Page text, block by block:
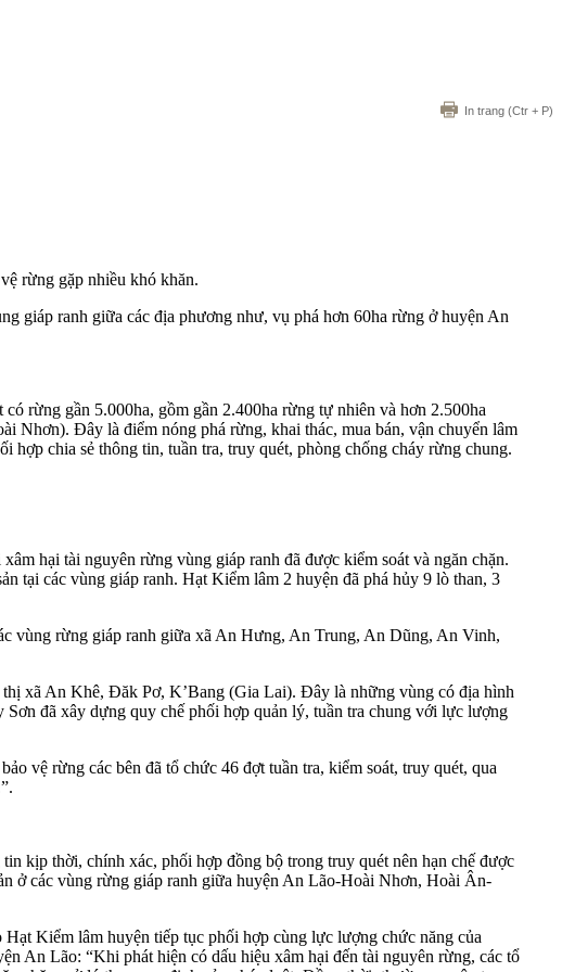
In trang (Ctr + P)
rừng gặp nhiều khó khăn.
giáp ranh giữa các địa phương như, vụ phá hơn 60ha rừng ở huyện An
rừng gần 5.000ha, gồm gần 2.400ha rừng tự nhiên và hơn 2.500ha
Nhơn). Đây là điểm nóng phá rừng, khai thác, mua bán, vận chuyển lâm
chia sẻ thông tin, tuần tra, truy quét, phòng chống cháy rừng chung.
hại tài nguyên rừng vùng giáp ranh đã được kiểm soát và ngăn chặn.
tại các vùng giáp ranh. Hạt Kiểm lâm 2 huyện đã phá hủy 9 lò than, 3
vùng rừng giáp ranh giữa xã An Hưng, An Trung, An Dũng, An Vinh,
xã An Khê, Đăk Pơ, K’Bang (Gia Lai). Đây là những vùng có địa hình
đã xây dựng quy chế phối hợp quản lý, tuần tra chung với lực lượng
vệ rừng các bên đã tổ chức 46 đợt tuần tra, kiểm soát, truy quét, qua
kịp thời, chính xác, phối hợp đồng bộ trong truy quét nên hạn chế được
ở các vùng rừng giáp ranh giữa huyện An Lão-Hoài Nhơn, Hoài Ân-
Kiểm lâm huyện tiếp tục phối hợp cùng lực lượng chức năng của
An Lão: “Khi phát hiện có dấu hiệu xâm hại đến tài nguyên rừng, các tổ